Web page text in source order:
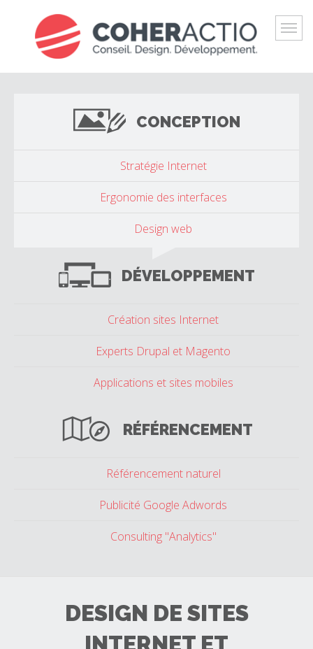
BLOG
CONCEPTION
Stratégie Internet
Ergonomie des interfaces
Design web
DÉVELOPPEMENT
Création sites Internet
Experts Drupal et Magento
Applications et sites mobiles
RÉFÉRENCEMENT
Référencement naturel
Publicité Google Adwords
Consulting "Analytics"
DESIGN DE SITES
INTERNET ET